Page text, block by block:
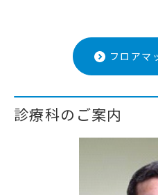
フロアマ
診療科のご案内